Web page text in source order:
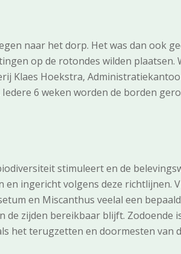
naar het dorp. Het was dan ook
op de rotondes wilden plaatsen.
Klaes Hoekstra,
6 weken worden de borden
stimuleert en de
ingericht volgens deze richtlijnen.
en Miscanthus veelal een
zijden bereikbaar blijft. Zodoende
het terugzetten en doormesten van